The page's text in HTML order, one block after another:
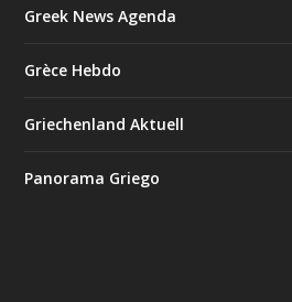
Greek News Agenda
Grèce Hebdo
Griechenland Aktuell
Panorama Griego